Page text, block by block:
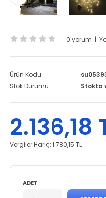
0 yorum |
Ürün Kodu:
Stok Durumu:
Stokta
2.136,18
Vergiler Hariç: 1.780,15 TL
ADET